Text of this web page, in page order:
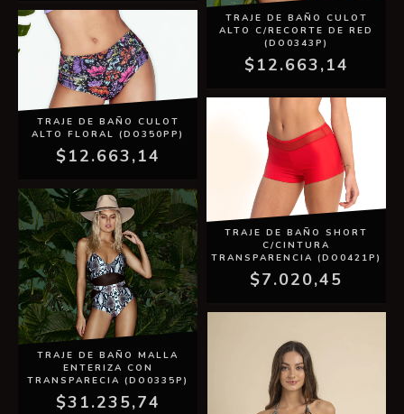
TRAJE DE BAÑO CULOT
ALTO C/RECORTE DE RED
(DO0343P)
$12.663,14
TRAJE DE BAÑO CULOT
ALTO FLORAL (DO350PP)
$12.663,14
TRAJE DE BAÑO SHORT
C/CINTURA
TRANSPARENCIA (DO0421P)
$7.020,45
TRAJE DE BAÑO MALLA
ENTERIZA CON
TRANSPARECIA (DO0335P)
$31.235,74